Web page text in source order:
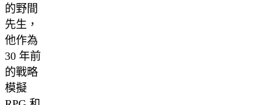
的野間
先生，
他作為
30 年前
的戰略
模擬